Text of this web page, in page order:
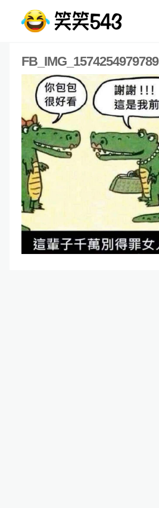
FB_IMG_1574254979789